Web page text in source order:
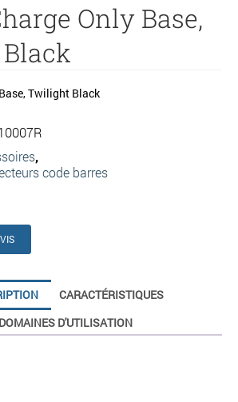
Only Base,
Twilight Black
,
code barres
CARACTÉRISTIQUES
DOMAINES D'UTILISATION